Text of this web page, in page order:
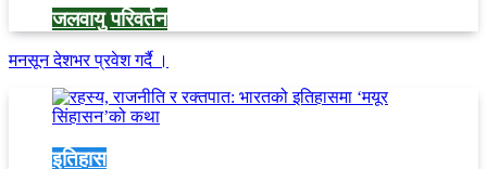
जलवायु परिवर्तन
मनसून देशभर प्रवेश गर्दै ।
इतिहास